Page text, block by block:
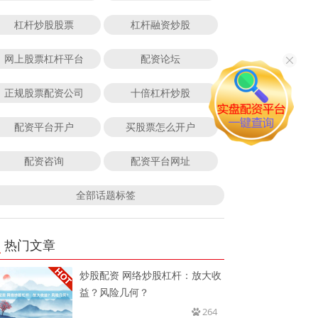
杠杆炒股股票 杠杆融资炒股
网上股票杠杆平台 配资论坛
正规股票配资公司 十倍杠杆炒股
配资平台开户 买股票怎么开户
配资咨询 配资平台网址
全部话题标签
热门文章
炒股配资 网络炒股杠杆：放大收
益？风险几何？
264